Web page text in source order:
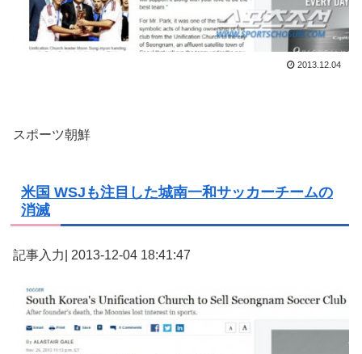
2013.12.04
スポーツ朝鮮
米国 WSJも注目した城南一和サッカーチームの
消滅
記事入力| 2013-12-04 18:41:47